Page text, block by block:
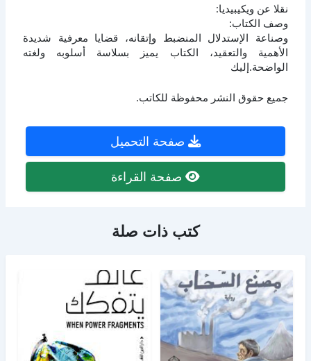
نقلا عن ويكيبيديا:
وصف الكتاب:
وصناعة الإستدلال المنضبط وإتقانه، قضايا معرفية شديدة
الأهمية والتعقيد، الكتاب يميز بسلاسة أسلوبه ولغته
الواضحة.إليك
جميع حقوق النشر محفوظة للكاتب.
صفحة التحميل
صفحة القراءة
كتب ذات صلة